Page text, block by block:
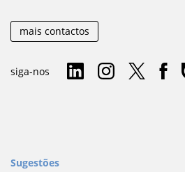
mais contactos
siga-nos
Sugestões